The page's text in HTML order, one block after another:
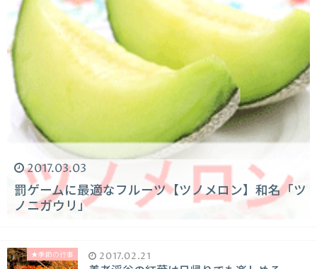
2017.03.03
罰ゲームに最適なフルーツ【ツノメロン】和名「ツ
ノニガウリ」
★季節の行事 2017.02.21